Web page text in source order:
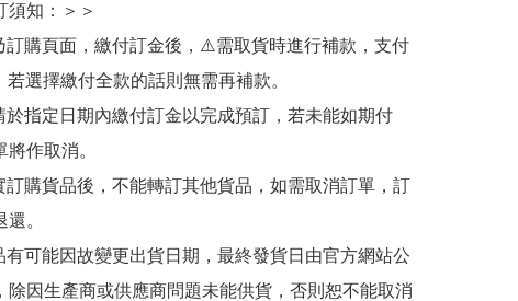
須知：＞＞
訂購頁面，繳付訂金後，⚠️需取貨時進行補款，支付
選擇繳付全款的話則無需再補款。
於指定日期內繳付訂金以完成預訂，若未能如期付
將作取消。
訂購貨品後，不能轉訂其他貨品，如需取消訂單，訂
。
有可能因故變更出貨日期，最終發貨日由官方網站公
除因生產商或供應商問題未能供貨，否則恕不能取消